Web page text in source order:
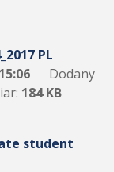
PL
Dodany
184 KB
student